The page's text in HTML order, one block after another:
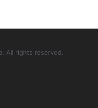
All rights reserved.